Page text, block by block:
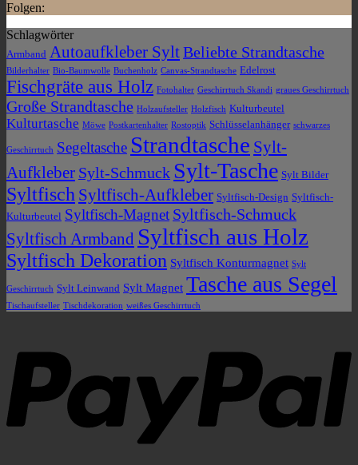
Folgen:
Schlagwörter
Armband Autoaufkleber SyltBeliebte Strandtasche
Bilderhalter Bio-Baumwolle Buchenholz Canvas-Strandtasche Edelrost
Fischgräte aus Holz Fotohalter Geschirrtuch Skandi graues Geschirrtuch
Große Strandtasche Holzaufsteller Holzfisch Kulturbeutel
Kulturtasche Möwe Postkartenhalter Rostoptik Schlüsselanhänger schwarzes
Geschirrtuch Segeltasche Strandtasche Sylt-
Aufkleber Sylt-Schmuck Sylt-Tasche Sylt Bilder
Syltfisch Syltfisch-Aufkleber Syltfisch-Design Syltfisch-
Kulturbeutel Syltfisch-Magnet Syltfisch-Schmuck
Syltfisch Armband Syltfisch aus Holz
Syltfisch Dekoration Syltfisch Konturmagnet Sylt
Geschirrtuch Sylt Leinwand Sylt Magnet Tasche aus Segel
Tischaufsteller Tischdekoration weißes Geschirrtuch